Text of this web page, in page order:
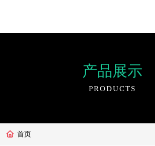
产品展示
PRODUCTS
首页